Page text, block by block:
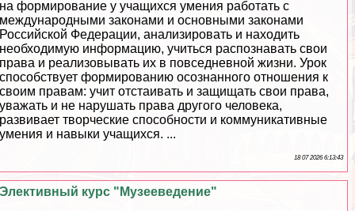
на формирование у учащихся умения работать с
международными законами и основными законами
Российской Федерации, анализировать и находить
необходимую информацию, учиться распознавать свои
права и реализовывать их в повседневной жизни. Урок
способствует формированию осознанного отношения к
своим правам: учит отстаивать и защищать свои права,
уважать и не нарушать права другого человека,
развивает творческие способности и коммуникативные
умения и навыки учащихся. ...
18 07 2026 6:13:43
Элективный курс "Музееведение"